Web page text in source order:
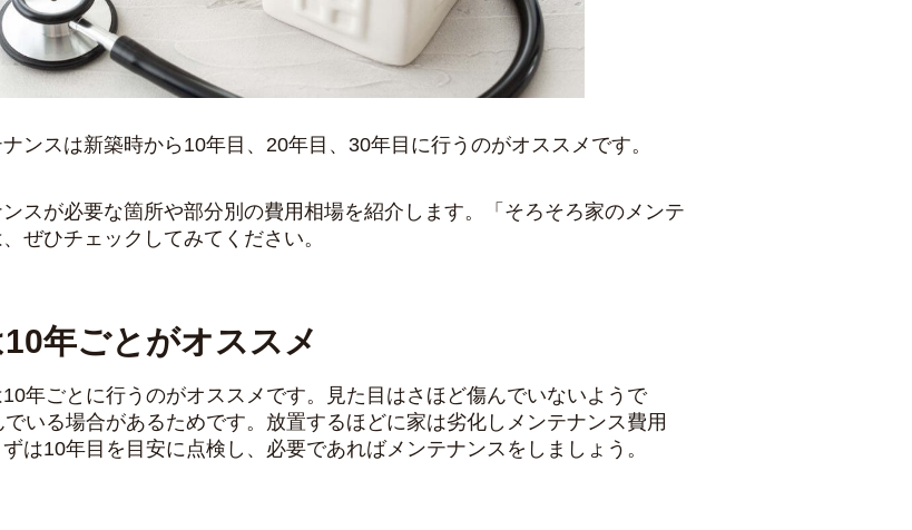
ンスは新築時から10年目、20年目、30年目に行うのがオススメです。
スが必要な箇所や部分別の費用相場を紹介します。「 そろそろ家のメンテ
ぜひチェックしてみてください。
年ごとがオススメ
年ごとに行うのがオススメです。見た目はさほど傷んでいないようで
いる場合があるためです。放置するほどに家は劣化しメンテナンス費用
は10年目を目安に点検し、必要であればメンテナンスをしましょう。